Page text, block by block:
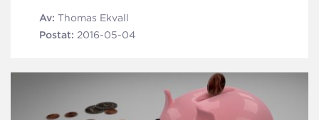
Av: Thomas Ekvall
Postat: 2016-05-04